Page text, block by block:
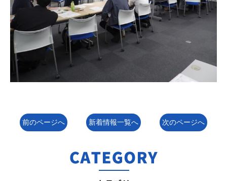
前のページへ 新着情報一覧へ 次のページへ